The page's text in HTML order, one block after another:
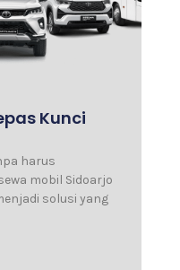
Kunci
harus
mobil Sidoarjo
solusi yang